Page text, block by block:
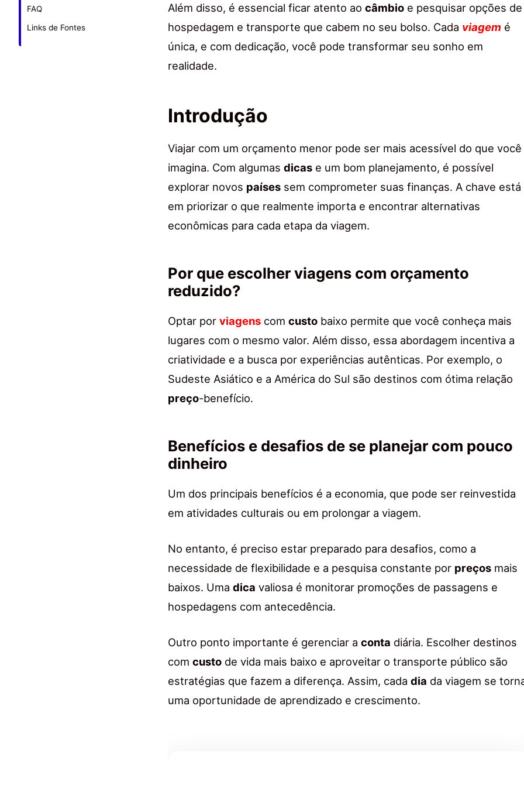
FAQ
Links de Fontes
Além disso, é essencial ficar atento ao câmbio e pesquisar opções de
hospedagem e transporte que cabem no seu bolso. Cada viagem é
única, e com dedicação, você pode transformar seu sonho em
realidade.
Introdução
Viajar com um orçamento menor pode ser mais acessível do que você
imagina. Com algumas dicas e um bom planejamento, é possível
explorar novos países sem comprometer suas finanças. A chave está
em priorizar o que realmente importa e encontrar alternativas
econômicas para cada etapa da viagem.
Por que escolher viagens com orçamento
reduzido?
Optar por viagens com custo baixo permite que você conheça mais
lugares com o mesmo valor. Além disso, essa abordagem incentiva a
criatividade e a busca por experiências autênticas. Por exemplo, o
Sudeste Asiático e a América do Sul são destinos com ótima relação
preço-benefício.
Benefícios e desafios de se planejar com pouco
dinheiro
Um dos principais benefícios é a economia, que pode ser reinvestida
em atividades culturais ou em prolongar a viagem.
No entanto, é preciso estar preparado para desafios, como a
necessidade de flexibilidade e a pesquisa constante por preços mais
baixos. Uma dica valiosa é monitorar promoções de passagens e
hospedagens com antecedência.
Outro ponto importante é gerenciar a conta diária. Escolher destinos
com custo de vida mais baixo e aproveitar o transporte público são
estratégias que fazem a diferença. Assim, cada dia da viagem se
uma oportunidade de aprendizado e crescimento.